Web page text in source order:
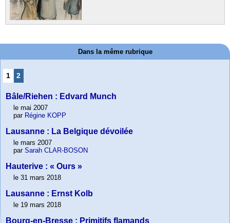
Dans la même rubrique
1 2
Bâle/Riehen : Edvard Munch
le mai 2007
par Régine KOPP
Lausanne : La Belgique dévoilée
le mars 2007
par Sarah CLAR-BOSON
Hauterive : « Ours »
le 31 mars 2018
Lausanne : Ernst Kolb
le 19 mars 2018
Bourg-en-Bresse : Primitifs flamands